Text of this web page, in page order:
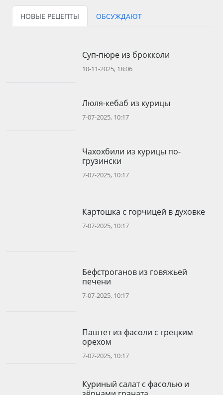
НОВЫЕ РЕЦЕПТЫ ОБСУЖДАЮТ
Суп-пюре из брокколи
10-11-2025, 18:06
Люля-кебаб из курицы
7-07-2025, 10:17
Чахохбили из курицы по-
грузински
7-07-2025, 10:17
Картошка с горчицей в духовке
7-07-2025, 10:17
Бефстроганов из говяжьей
печени
7-07-2025, 10:17
Паштет из фасоли с грецким
орехом
7-07-2025, 10:17
Куриный салат с фасолью и